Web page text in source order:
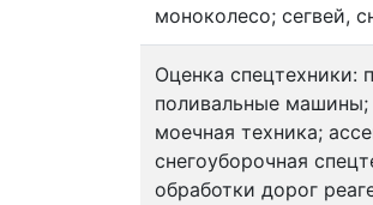
моноколесо; сегвей,
Оценка спецтехники:
поливальные
моечная техника;
снегоуборочная
обработки дорог